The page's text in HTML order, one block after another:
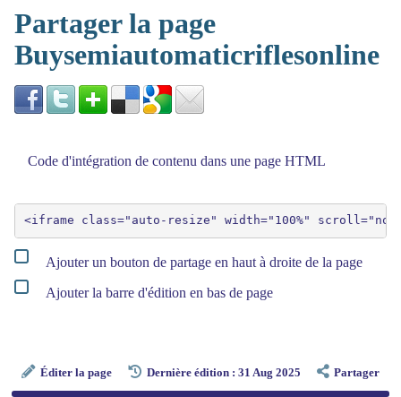
Partager la page
Buysemiautomaticriflesonline
Code d'intégration de contenu dans une page HTML
Ajouter un bouton de partage en haut à droite de la page
Ajouter la barre d'édition en bas de page
Éditer la page Dernière édition : 31 Aug 2025 Partager